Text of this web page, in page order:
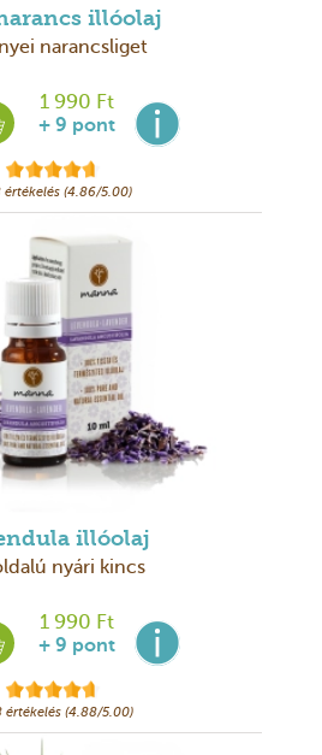
illóolaj
narancsliget
1 990 Ft
+ 9 pont
értékelés (4.86/5.00)
illóolaj
nyári kincs
1 990 Ft
+ 9 pont
értékelés (4.88/5.00)